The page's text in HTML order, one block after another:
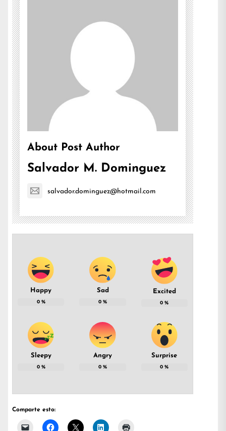
About Post Author
Salvador M. Dominguez
salvador.dominguez@hotmail.com
Happy
0%
Sad
0 %
Excited
0 %
Sleepy
0%
Angry
0 %
Surprise
0 %
Comparte esto: